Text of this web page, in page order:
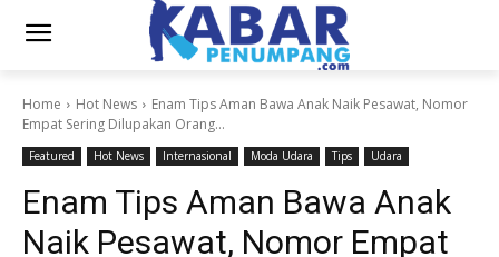
Home Hot News
Enam Tips Aman Bawa Anak Naik Pesawat, Nomor
Empat Sering Dilupakan Orang...
Featured Hot News Internasional Moda Udara Tips Udara
Enam Tips Aman Bawa Anak
Naik Pesawat, Nomor Empat